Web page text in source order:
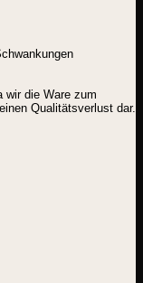
wir die Ware zum
Qualitätsverlust dar.